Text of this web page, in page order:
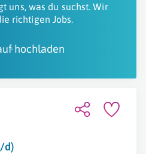
uns, was du suchst. Wir
richtigen Jobs.
hochladen
d)